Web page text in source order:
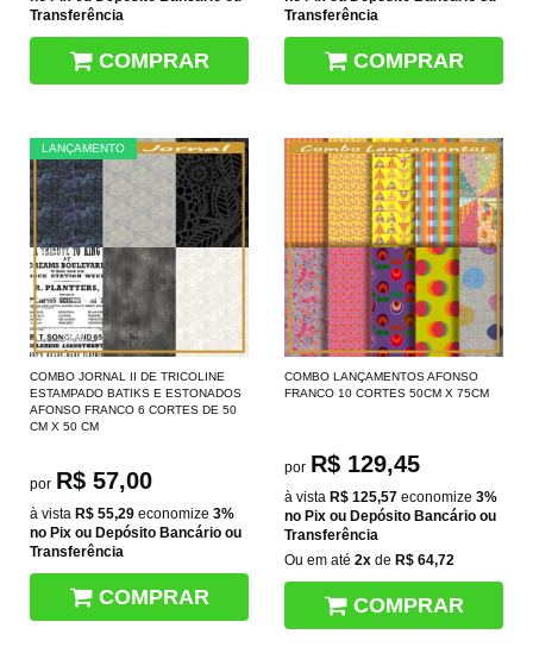
Transferência
COMPRAR
Transferência
COMPRAR
LANÇAMENTO
COMBO JORNAL II DE TRICOLINE
ESTAMPADO BATIKS E ESTONADOS
AFONSO FRANCO 6 CORTES DE 50
CM X 50 CM
por R$ 57,00
à vista R$ 55,29 economize 3%
no Pix ou Depósito Bancário ou
Transferência
COMPRAR
COMBO LANÇAMENTOS AFONSO
FRANCO 10 CORTES 50CM X 75CM
por R$ 129,45
à vista R$ 125,57 economize 3%
no Pix ou Depósito Bancário ou
Transferência
Ou em até 2x de R$ 64,72
COMPRAR